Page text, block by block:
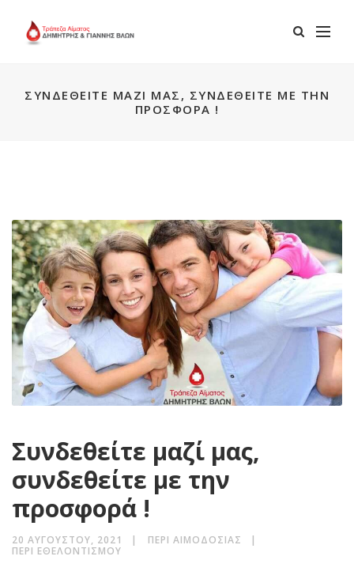
ΣΥΝΔΕΘΕΊΤΕ ΜΑΖΊ ΜΑΣ, ΣΥΝΔΕΘΕΊΤΕ ΜΕ ΤΗΝ
ΠΡΟΣΦΟΡΆ !
Συνδεθείτε μαζί μας,
συνδεθείτε με την
προσφορά !
20 ΑΥΓΟΎΣΤΟΥ, 2021
ΠΕΡΊ ΑΙΜΟΔΟΣΊΑΣ
ΠΕΡΊ ΕΘΕΛΟΝΤΙΣΜΟΎ